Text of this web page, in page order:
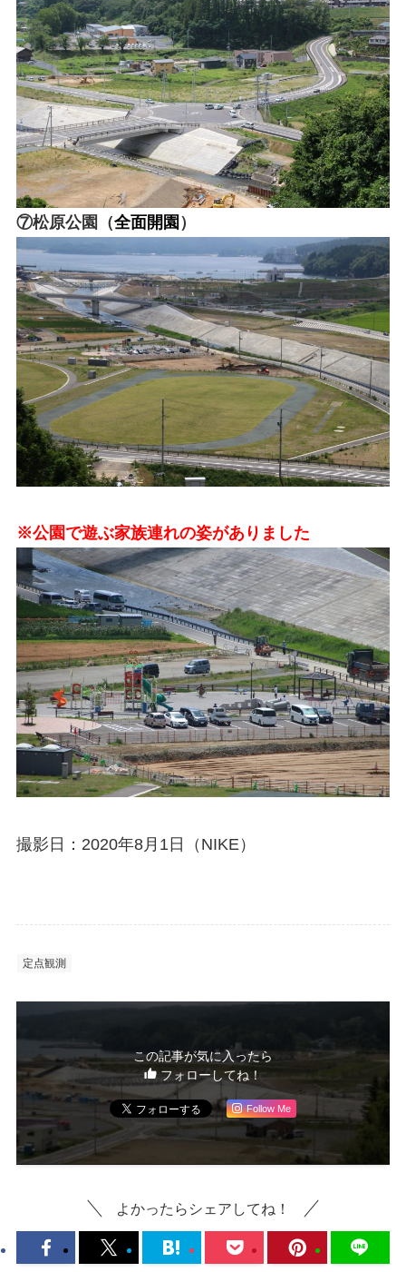
⑦松原公園（全面開園 ）
※公園で遊ぶ家族連れの姿がありました
撮影日：2020年8月1日（NIKE）
定点観測
この記事が気に入ったら
フォローしてね！
Follow Me
よかったらシェアしてね！